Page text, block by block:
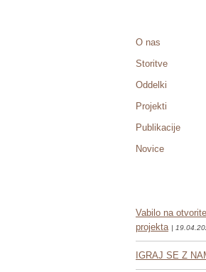
O nas
Storitve
Oddelki
Projekti
Publikacije
Novice
Vabilo na
projekta |
IGRAJ SE Z